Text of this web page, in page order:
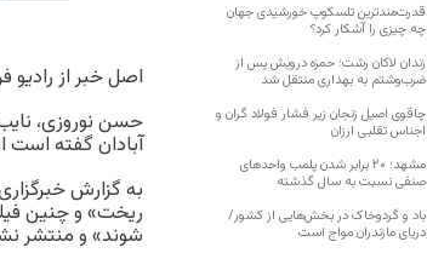
اصل خبر از رادیو
حسن نوروزی،
آبادان گفته
به گزارش
ریخت» و چنین
شوند» و منتشر
قدرت‌مندترین تلسکوپ خورشیدی جهان
چه چیزی را آشکار کرد؟
زندان لاکان رشت؛ حمزه درویش پس از
ضرب‌وشتم به بهداری منتقل شد
چاقوی اصیل زنجان زیر فشار فولاد گران و
اجناس تقلبی ارزان
مشهد؛ ۲۰ برابر شدن پلمب واحدهای
صنفی نسبت به سال گذشته
باد و گردوخاک در بخش‌هایی از کشور/
دریای مازندران مواج است